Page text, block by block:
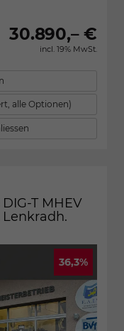
30.890,– €
incl. 19% MwSt.
alle Optionen)
T MHEV
Lenkradh.
36,3%